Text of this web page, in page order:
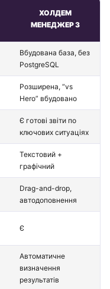
ХОЛДЕМ
МЕНЕДЖЕР 3
Вбудована база, без
PostgreSQL
Розширена, “vs
Hero” вбудовано
Є готові звіти по
ключових ситуаціях
Текстовий +
графічний
Drag-and-drop,
автодоповнення
Є
Автоматичне
визначення
результатів